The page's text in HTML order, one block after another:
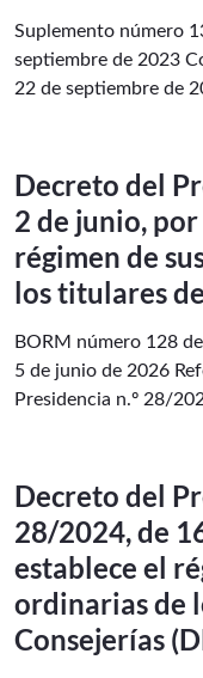
Suplemento número
septiembre de 2023
22 de septiembre de
Decreto del
2 de junio,
régimen de
los titulares
BORM número 128
5 de junio de 2026
Presidencia n.º 28/
Decreto del
28/2024, de
establece el
ordinarias de
Consejerías